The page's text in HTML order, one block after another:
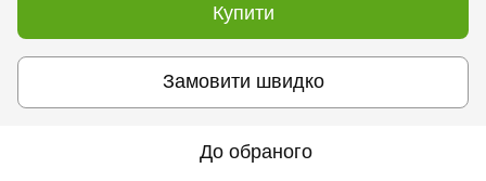
Купити
Замовити швидко
До обраного